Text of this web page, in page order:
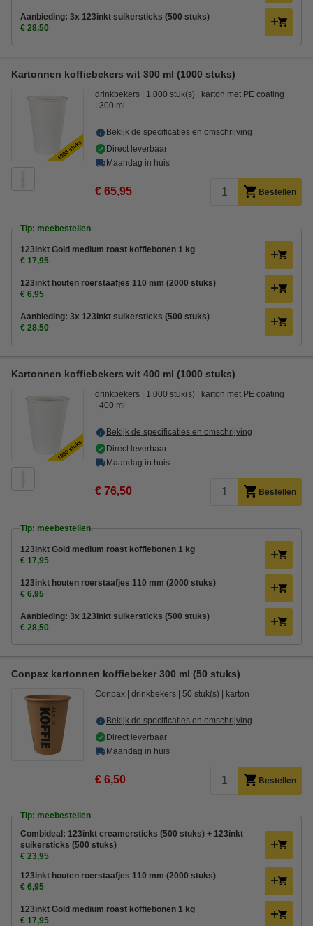
Aanbieding: 3x 123inkt suikersticks (500 stuks)
€ 28,50
Kartonnen koffiebekers wit 300 ml (1000 stuks)
drinkbekers 1.000 stuk(s)
karton met PE coating
300 ml
Bekijk de specificaties en omschrijving
Direct leverbaar
Maandag in huis
€ 65,95 Bestellen
Tip: meebestellen
123inkt Gold medium roast koffiebonen 1 kg
€ 17,95
123inkt houten roerstaafjes 110 mm (2000 stuks)
€ 6,95
Aanbieding: 3x 123inkt suikersticks (500 stuks)
€ 28,50
Kartonnen koffiebekers wit 400 ml (1000 stuks)
drinkbekers 1.000 stuk(s)
karton met PE coating
400 ml
Bekijk de specificaties en omschrijving
Direct leverbaar
Maandag in huis
€ 76,50 Bestellen
Tip: meebestellen
123inkt Gold medium roast koffiebonen 1 kg
€ 17,95
123inkt houten roerstaafjes 110 mm (2000 stuks)
€ 6,95
Aanbieding: 3x 123inkt suikersticks (500 stuks)
€ 28,50
Conpax kartonnen koffiebeker 300 ml (50 stuks)
Conpax drinkbekers 50 stuk(s) karton
Bekijk de specificaties en omschrijving
Direct leverbaar
Maandag in huis
€ 6,50 Bestellen
Tip: meebestellen
Combideal: 123inkt creamersticks (500 stuks) + 123inkt
suikersticks (500 stuks)
€ 23,95
123inkt houten roerstaafjes 110 mm (2000 stuks)
€ 6,95
123inkt Gold medium roast koffiebonen 1 kg
€ 17,95